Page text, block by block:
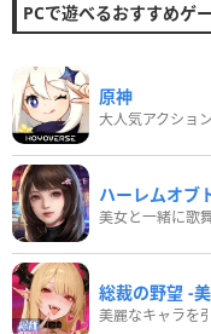
PCで遊べるおすすめゲ
原神
大人気アクショ
ハーレムオブ
美女と一緒に歌
総裁の野望 -
美麗なキャラを